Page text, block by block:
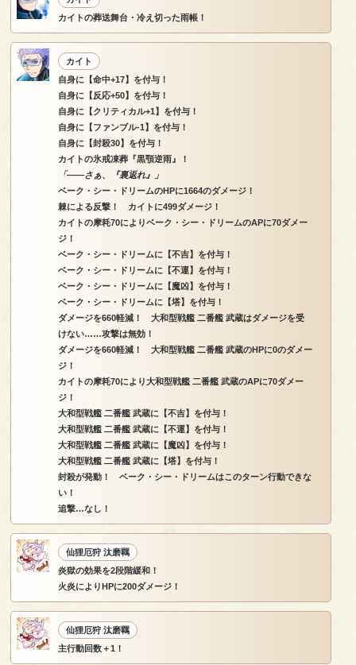
カイトの葬送舞台・冷え切った雨帳！
カイト
自身に【命中+17】を付与！
自身に【反応+50】を付与！
自身に【クリティカル+1】を付与！
自身に【ファンブル-1】を付与！
自身に【封殺30】を付与！
カイトの氷戒凍葬『黒顎逆雨』！
「――さぁ、『裏返れ』」
ベーク・シー・ドリームのHPに1664のダメージ！
棘による反撃！ カイトに499ダメージ！
カイトの摩耗70によりベーク・シー・ドリームのAPに70ダメー
ジ！
ベーク・シー・ドリームに【不吉】を付与！
ベーク・シー・ドリームに【不運】を付与！
ベーク・シー・ドリームに【魔凶】を付与！
ベーク・シー・ドリームに【塔】を付与！
ダメージを660軽減！ 大和型戦艦 二番艦 武蔵はダメージを受
けない……攻撃は無効！
ダメージを660軽減！ 大和型戦艦 二番艦 武蔵のHPに0のダメー
ジ！
カイトの摩耗70により大和型戦艦 二番艦 武蔵のAPに70ダメー
ジ！
大和型戦艦 二番艦 武蔵に【不吉】を付与！
大和型戦艦 二番艦 武蔵に【不運】を付与！
大和型戦艦 二番艦 武蔵に【魔凶】を付与！
大和型戦艦 二番艦 武蔵に【塔】を付与！
封殺が発動！ ベーク・シー・ドリームはこのターン行動できな
い！
追撃…なし！
仙狸厄狩 汰磨羈
炎獄の効果を2段階緩和！
火炎によりHPに200ダメージ！
仙狸厄狩 汰磨羈
主行動回数＋1！